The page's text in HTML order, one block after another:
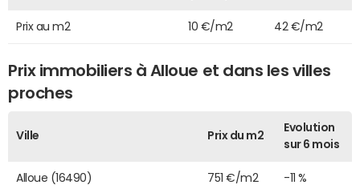
Prix au m2 10 €/m2 42 €/m2
Prix immobiliers à Alloue et dans les villes
proches
Ville Prix du m2
Evolution
sur 6 mois
Alloue (16490) 751 €/m2 -11 %